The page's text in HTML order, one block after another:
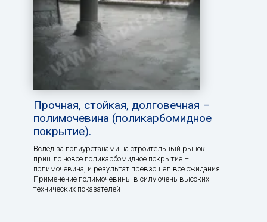
Прочная, стойкая, долговечная –
полимочевина (поликарбомидное
покрытие).
Вслед за полиуретанами на строительный рынок
пришло новое поликарбомидное покрытие –
полимочевина, и результат превзошел все ожидания.
Применение полимочевины в силу очень высоких
технических показателей